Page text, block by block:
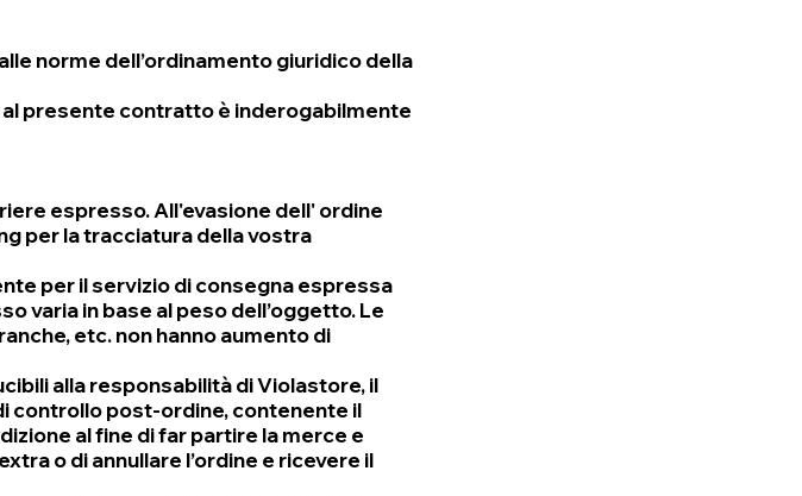
norme dell’ordinamento giuridico della
presente contratto è inderogabilmente
espresso. All'evasione dell' ordine
per la tracciatura della vostra
per il servizio di consegna espressa
varia in base al peso dell’oggetto. Le
etc. non hanno aumento di
alla responsabilità di Violastore, il
controllo post-ordine, contenente il
al fine di far partire la merce e
o di annullare l’ordine e ricevere il